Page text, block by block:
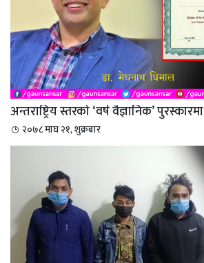
अन्तराष्ट्रिय स्तरको ‘वर्ष वैज्ञानिक’
२०७८ माघ २१, शुक्रबार